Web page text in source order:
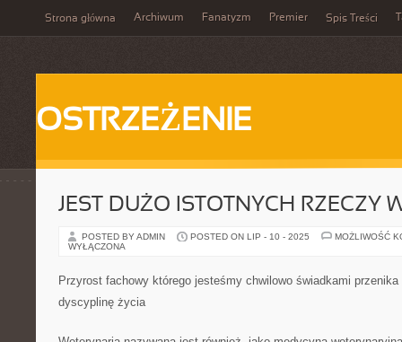
Strona główna Archiwum Fanatyzm Premier Spis Treści
OSTRZEŻENIE
JEST DUŻO ISTOTNYCH RZECZY
POSTED BY ADMIN POSTED ON LIP - 10 - 2025
MOŻLIWOŚĆ
WYŁĄCZONA
Przyrost fachowy którego jesteśmy chwilowo świadkami
dyscyplinę życia